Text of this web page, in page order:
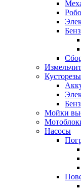
Кусторезы
Мойки
Насосы